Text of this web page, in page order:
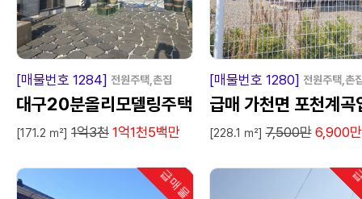
급 매 물
[매물번호 1284] 전원주택,촌집
대구20분올리모델링주택
매매
[171.2 ㎡] 1억3천 1억1천5백만
급 매
[매물번호 1280] 전원주택,촌
급매 가천면 포천계곡
구 쉼터
[228.1 ㎡] 7,500만 6,900
급매물
인기